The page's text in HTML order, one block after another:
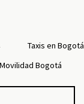
Taxis en Bogotá
Bogotá